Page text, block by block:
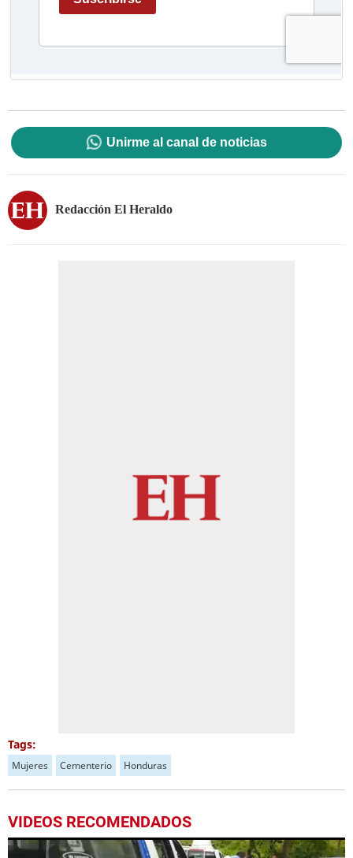
Unirme al canal de noticias
Redacción El Heraldo
Tags:
Mujeres Cementerio Honduras
VIDEOS RECOMENDADOS